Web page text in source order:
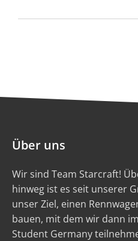
Über uns
Wir sind Team Starcraft!
hinweg ist es seit unserer
unser Ziel, einen
bauen, mit dem wir dann
Student Germany